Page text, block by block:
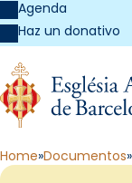
Agenda
Haz un donativo
Home Documentos